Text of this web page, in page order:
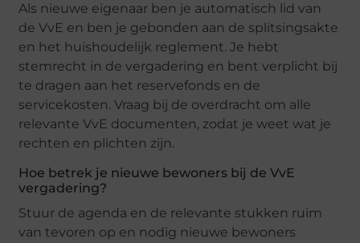
Als nieuwe eigenaar ben je automatisch lid van
de VvE en ben je gebonden aan de splitsingsakte
en het huishoudelijk reglement. Je hebt
stemrecht in de vergadering en bent verplicht bij
te dragen aan het reservefonds en de
servicekosten. Vraag bij de overdracht om alle
relevante VvE documenten, zodat je weet wat je
rechten en plichten zijn.
Hoe betrek je nieuwe bewoners bij de VvE
vergadering?
Stuur de agenda en de relevante stukken ruim
van tevoren op en nodig nieuwe bewoners